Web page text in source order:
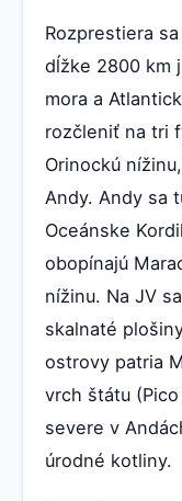
Rozprestiera
dĺžke 2800 km
mora a
rozčleniť na tri
Orinockú
Andy. Andy sa
Oceánske
obopínajú
nížinu. Na JV
skalnaté
ostrovy patria
vrch štátu
severe v
úrodné kotliny.